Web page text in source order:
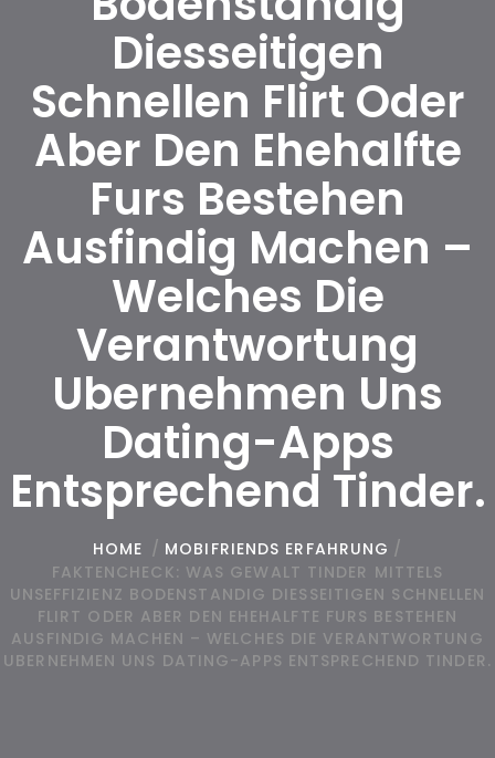
Diesseitigen
Schnellen Flirt Oder
Aber Den Ehehalfte
Furs Bestehen
Ausfindig Machen –
Welches Die
Verantwortung
Ubernehmen Uns
Dating-Apps
Entsprechend Tinder.
HOME / MOBIFRIENDS ERFAHRUNG /
FAKTENCHECK: WAS GEWALT TINDER MITTELS
UNSEFFIZIENZ BODENSTANDIG DIESSEITIGEN SCHNELLEN
FLIRT ODER ABER DEN EHEHALFTE FURS BESTEHEN
AUSFINDIG MACHEN – WELCHES DIE VERANTWORTUNG
UBERNEHMEN UNS DATING-APPS ENTSPRECHEND TINDER.